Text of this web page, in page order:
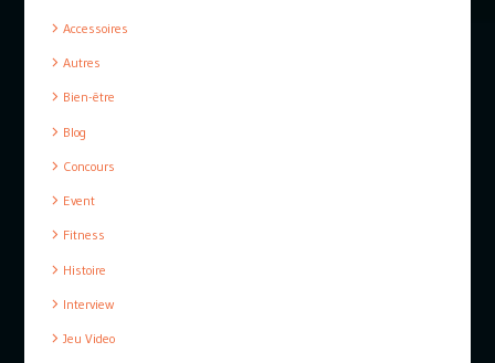
Accessoires
Autres
Bien-être
Blog
Concours
Event
Fitness
Histoire
Interview
Jeu Video